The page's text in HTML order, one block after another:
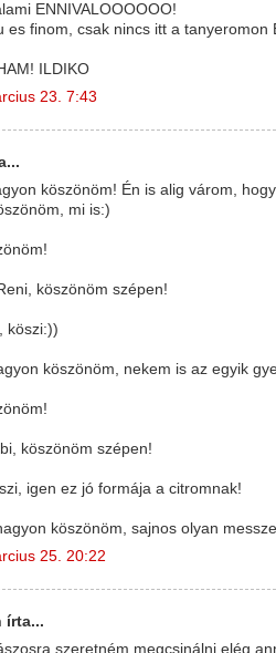
ENNIVALOOOOOO!
es finom, csak nincs itt a tanyeromon
ILDIKO
23. 7:43
köszönöm! Én is alig várom,
mi is:)
köszönöm szépen!
köszi:))
köszönöm, nekem is az egyik
köszönöm szépen!
igen ez jó formája a citromnak!
köszönöm, sajnos olyan
25. 20:22
írta...
szeretném megcsinálni elég